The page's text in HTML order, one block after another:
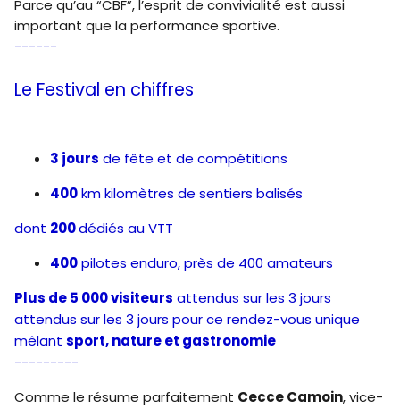
Parce qu’au “CBF”, l’esprit de convivialité est aussi
important que la performance sportive.
------
Le Festival en chiffres
3 jours de fête et de compétitions
400km kilomètres de sentiers balisés
dont 200dédiés au VTT
400pilotes enduro, près de 400 amateurs
Plus de 5 000 visiteurs attendus sur les 3 jours
attendus sur les 3 jours pour ce rendez-vous unique
mêlant sport, nature et gastronomie
---------
Comme le résume parfaitement Cecce Camoin, vice-